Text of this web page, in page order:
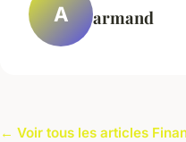
A armand
← Voir tous les articles